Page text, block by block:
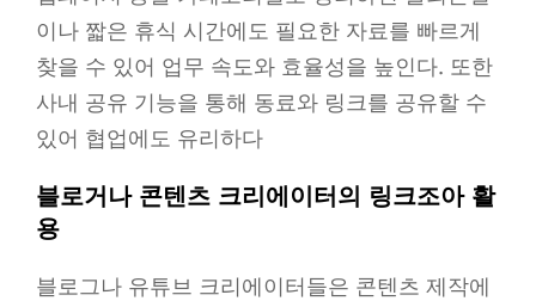
이나 짧은 휴식 시간에도 필요한 자료를 빠르게
찾을 수 있어 업무 속도와 효율성을 높인다. 또한
사내 공유 기능을 통해 동료와 링크를 공유할 수
있어 협업에도 유리하다
블로거나 콘텐츠 크리에이터의 링크조아 활
용
블로그나 유튜브 크리에이터들은 콘텐츠 제작에